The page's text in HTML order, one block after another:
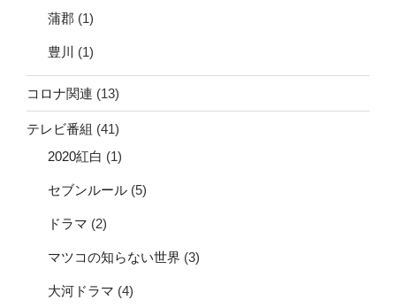
蒲郡 (1)
豊川 (1)
コロナ関連 (13)
テレビ番組 (41)
2020紅白 (1)
セブンルール (5)
ドラマ (2)
マツコの知らない世界 (3)
大河ドラマ (4)